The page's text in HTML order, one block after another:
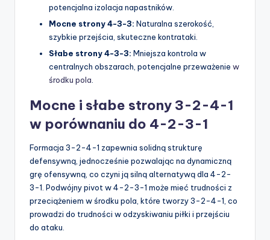
potencjalna izolacja napastników.
Mocne strony 4-3-3: Naturalna szerokość,
szybkie przejścia, skuteczne kontrataki.
Słabe strony 4-3-3: Mniejsza kontrola w
centralnych obszarach, potencjalne przeważenie w
środku pola.
Mocne i słabe strony 3-2-4-1
w porównaniu do 4-2-3-1
Formacja 3-2-4-1 zapewnia solidną strukturę
defensywną, jednocześnie pozwalając na dynamiczną
grę ofensywną, co czyni ją silną alternatywą dla 4-2-
3-1. Podwójny pivot w 4-2-3-1 może mieć trudności z
przeciążeniem w środku pola, które tworzy 3-2-4-1, co
prowadzi do trudności w odzyskiwaniu piłki i przejściu
do ataku.